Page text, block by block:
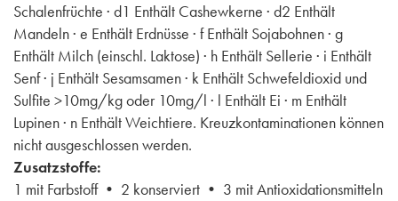
Schalenfrüchte · d1 Enthält Cashewkerne · d2 Enthält
Mandeln · e Enthält Erdnüsse · f Enthält Sojabohnen · g
Enthält Milch (einschl. Laktose) · h Enthält Sellerie · i Enthält
Senf · j Enthält Sesamsamen · k Enthält Schwefeldioxid und
Sulfite >10mg/kg oder 10mg/l · l Enthält Ei · m Enthält
Lupinen · n Enthält Weichtiere. Kreuzkontaminationen können
nicht ausgeschlossen werden.
Zusatzstoffe:
1 mit Farbstoff • 2 konserviert • 3 mit Antioxidationsmitteln